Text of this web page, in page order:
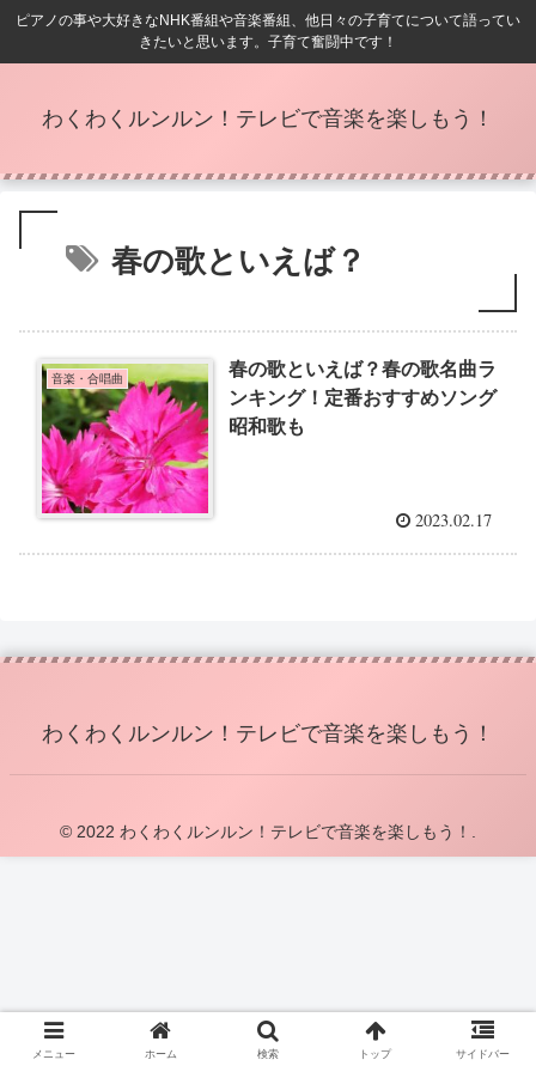
ピアノの事や大好きなNHK番組や音楽番組、他日々の子育てについて語ってい
きたいと思います。子育て奮闘中です！
わくわくルンルン！テレビで音楽を楽しもう！
春の歌といえば？
音楽・合唱曲
春の歌といえば？春の歌名曲ラ
ンキング！定番おすすめソング
昭和歌も
2023.02.17
わくわくルンルン！テレビで音楽を楽しもう！
© 2022 わくわくルンルン！テレビで音楽を楽しもう！.
メニュー ホーム 検索 トップ サイドバー